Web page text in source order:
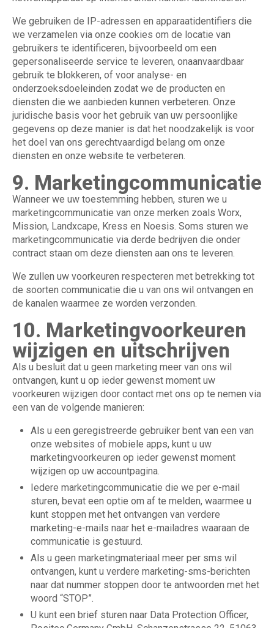
We gebruiken de IP-adressen en apparaatidentifiers die
we verzamelen via onze cookies om de locatie van
gebruikers te identificeren, bijvoorbeeld om een
gepersonaliseerde service te leveren, onaanvaardbaar
gebruik te blokkeren, of voor analyse- en
onderzoeksdoeleinden zodat we de producten en
diensten die we aanbieden kunnen verbeteren. Onze
juridische basis voor het gebruik van uw persoonlijke
gegevens op deze manier is dat het noodzakelijk is voor
het doel van ons gerechtvaardigd belang om onze
diensten en onze website te verbeteren.
9. Marketingcommunicatie
Wanneer we uw toestemming hebben, sturen we u
marketingcommunicatie van onze merken zoals Worx,
Mission, Landxcape, Kress en Noesis. Soms sturen we
marketingcommunicatie via derde bedrijven die onder
contract staan om deze diensten aan ons te leveren.
We zullen uw voorkeuren respecteren met betrekking tot
de soorten communicatie die u van ons wil ontvangen en
de kanalen waarmee ze worden verzonden.
10. Marketingvoorkeuren
wijzigen en uitschrijven
Als u besluit dat u geen marketing meer van ons wil
ontvangen, kunt u op ieder gewenst moment uw
voorkeuren wijzigen door contact met ons op te nemen via
een van de volgende manieren:
Als u een geregistreerde gebruiker bent van een van
onze websites of mobiele apps, kunt u uw
marketingvoorkeuren op ieder gewenst moment
wijzigen op uw accountpagina.
Iedere marketingcommunicatie die we per e-mail
sturen, bevat een optie om af te melden, waarmee u
kunt stoppen met het ontvangen van verdere
marketing-e-mails naar het e-mailadres waaraan de
communicatie is gestuurd.
Als u geen marketingmateriaal meer per sms wil
ontvangen, kunt u verdere marketing-sms-berichten
naar dat nummer stoppen door te antwoorden met het
woord “STOP”.
U kunt een brief sturen naar Data Protection Officer,